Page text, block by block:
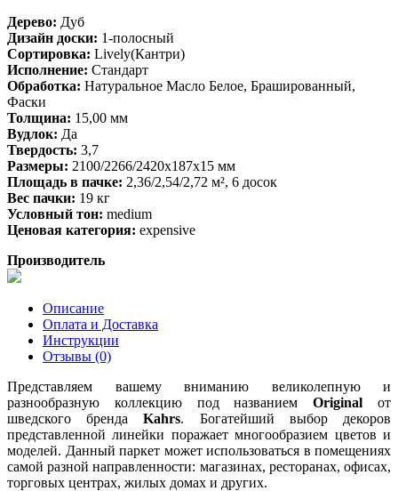
Дерево: Дуб
Дизайн доски: 1-полосный
Сортировка: Lively(Кантри)
Исполнение: Стандарт
Обработка: Натуральное Масло Белое, Брашированный,
Фаски
Толщина: 15,00 мм
Вудлок: Да
Твердость: 3,7
Размеры: 2100/2266/2420х187х15 мм
Площадь в пачке: 2,36/2,54/2,72 м², 6 досок
Вес пачки: 19 кг
Условный тон: medium
Ценовая категория: expensive
Производитель
Описание
Оплата и Доставка
Инструкции
Отзывы (0)
Представляем вашему вниманию великолепную и
разнообразную коллекцию под названиемOriginal от
шведского брендаKahrs. Богатейший выбор декоров
представленной линейки поражает многообразием цветов и
моделей. Данный паркет может использоваться в помещениях
самой разной направленности: магазинах, ресторанах, офисах,
торговых центрах, жилых домах и других.